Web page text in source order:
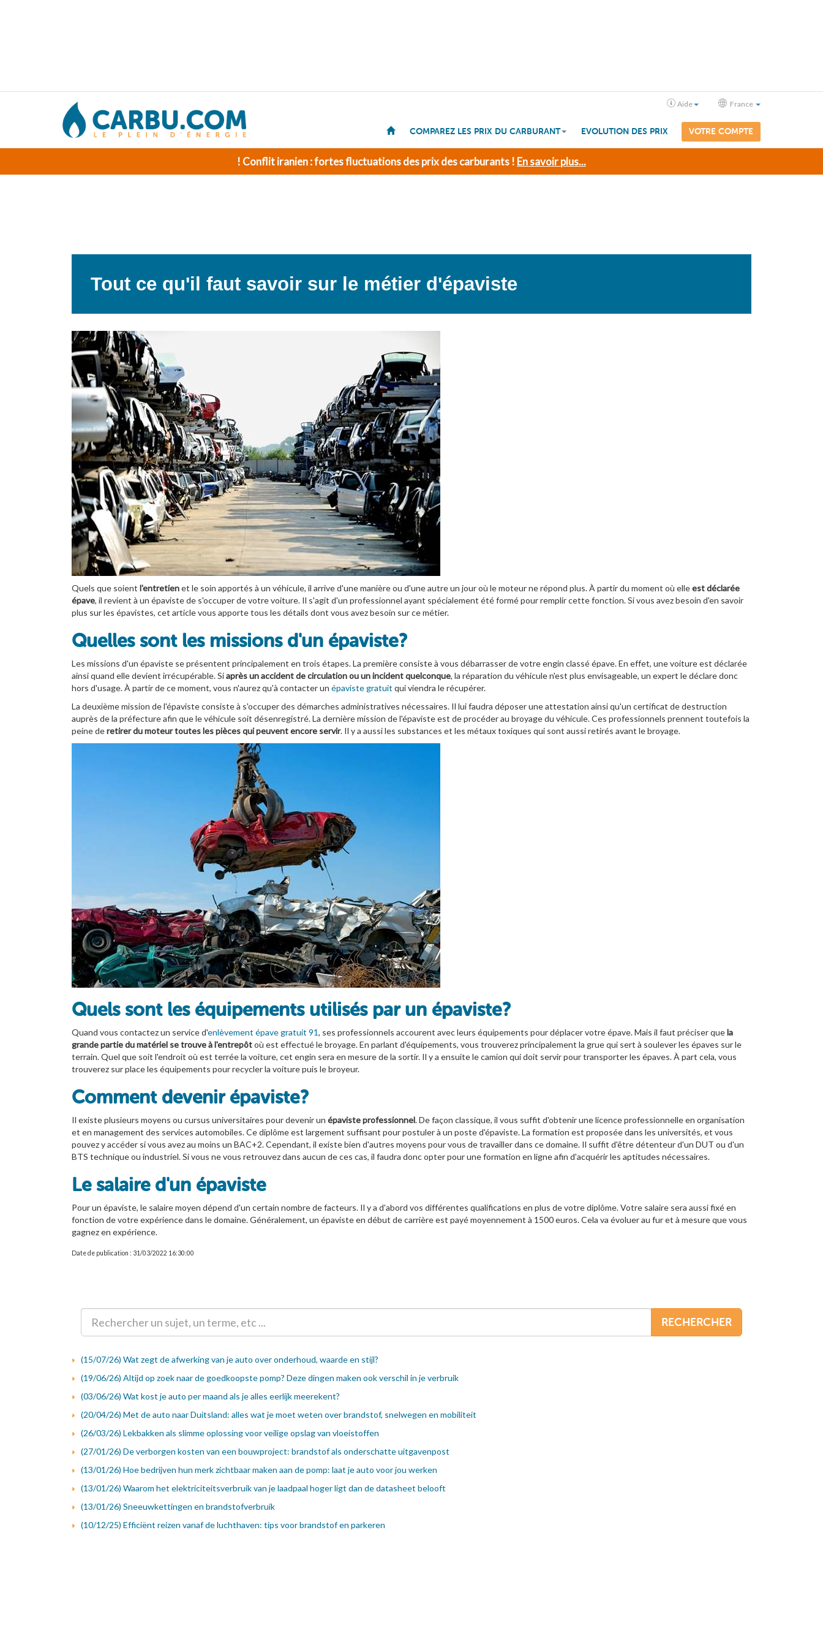
Aide France
COMPAREZ LES PRIX DU CARBURANT EVOLUTION DES PRIX VOTRE COMPTE
! Conflit iranien : fortes fluctuations des prix des carburants ! En savoir plus...
Tout ce qu'il faut savoir sur le métier d'épaviste
Quels que soient l'entretienet le soin apportés à un véhicule, il arrive d'une manière ou d'une autre un jour où le moteur ne répond plus. À partir du moment où elleest déclarée
épave, il revient à un épaviste de s'occuper de votre voiture. Il s'agit d'un professionnel ayant spécialement été formé pour remplir cette fonction. Si vous avez besoin d'en savoir
plus sur les épavistes, cet article vous apporte tous les détails dont vous avez besoin sur ce métier.
Quelles sont les missions d'un épaviste ?
Les missions d'un épaviste se présentent principalement en trois étapes. La première consiste à vous débarrasser de votre engin classé épave. En effet, une voiture est déclarée
ainsi quand elle devient irrécupérable. Siaprès un accident de circulation ou un incident quelconque, la réparation du véhicule n'est plus envisageable, un expert le déclare donc
hors d'usage. À partir de ce moment, vous n'aurez qu'à contacter un épaviste gratuit qui viendra le récupérer.
La deuxième mission de l'épaviste consiste à s'occuper des démarches administratives nécessaires. Il lui faudra déposer une attestation ainsi qu'un certificat de destruction
auprès de la préfecture afin que le véhicule soit désenregistré. La dernière mission de l'épaviste est de procéder au broyage du véhicule. Ces professionnels prennent toutefois la
peine deretirer du moteur toutes les pièces qui peuvent encore servir. Il y a aussi les substances et les métaux toxiques qui sont aussi retirés avant le broyage.
Quels sont les équipements utilisés par un épaviste ?
Quand vous contactez un service d'enlèvement épave gratuit 91, ses professionnels accourent avec leurs équipements pour déplacer votre épave. Mais il faut préciser que la
grande partie du matériel se trouve à l'entrepôtoù est effectué le broyage. En parlant d'équipements, vous trouverez principalement la grue qui sert à soulever les épaves sur le
terrain. Quel que soit l'endroit où est terrée la voiture, cet engin sera en mesure de la sortir. Il y a ensuite le camion qui doit servir pour transporter les épaves. À part cela, vous
trouverez sur place les équipements pour recycler la voiture puis le broyeur.
Comment devenir épaviste ?
Il existe plusieurs moyens ou cursus universitaires pour devenir un épaviste professionnel. De façon classique, il vous suffit d'obtenir une licence professionnelle en organisation
et en management des services automobiles. Ce diplôme est largement suffisant pour postuler à un poste d'épaviste. La formation est proposée dans les universités, et vous
pouvez y accéder si vous avez au moins un BAC+2. Cependant, il existe bien d'autres moyens pour vous de travailler dans ce domaine. Il suffit d'être détenteur d'un DUT ou d'un
BTS technique ou industriel. Si vous ne vous retrouvez dans aucun de ces cas, il faudra donc opter pour une formation en ligne afin d'acquérir les aptitudes nécessaires.
Le salaire d'un épaviste
Pour un épaviste, le salaire moyen dépend d'un certain nombre de facteurs. Il y a d'abord vos différentes qualifications en plus de votre diplôme. Votre salaire sera aussi fixé en
fonction de votre expérience dans le domaine. Généralement, un épaviste en début de carrière est payé moyennement à 1500 euros. Cela va évoluer au fur et à mesure que vous
gagnez en expérience.
Date de publication : 31/03/2022 16:30:00
RECHERCHER
(15/07/26) Wat zegt de afwerking van je auto over onderhoud, waarde en stijl?
(19/06/26) Altijd op zoek naar de goedkoopste pomp? Deze dingen maken ook verschil in je verbruik
(03/06/26) Wat kost je auto per maand als je alles eerlijk meerekent?
(20/04/26) Met de auto naar Duitsland: alles wat je moet weten over brandstof, snelwegen en mobiliteit
(26/03/26) Lekbakken als slimme oplossing voor veilige opslag van vloeistoffen
(27/01/26) De verborgen kosten van een bouwproject: brandstof als onderschatte uitgavenpost
(13/01/26) Hoe bedrijven hun merk zichtbaar maken aan de pomp: laat je auto voor jou werken
(13/01/26) Waarom het elektriciteitsverbruik van je laadpaal hoger ligt dan de datasheet belooft
(13/01/26) Sneeuwkettingen en brandstofverbruik
(10/12/25) Efficiënt reizen vanaf de luchthaven: tips voor brandstof en parkeren